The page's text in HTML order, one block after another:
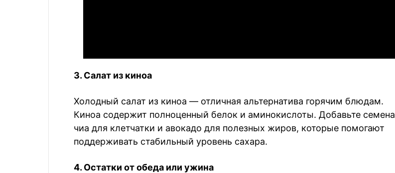
3. Салат из киноа
Холодный салат из киноа — отличная альтернатива горячим блюдам.
Киноа содержит полноценный белок и аминокислоты. Добавьте семена
чиа для клетчатки и авокадо для полезных жиров, которые помогают
поддерживать стабильный уровень сахара.
4. Остатки от обеда или ужина